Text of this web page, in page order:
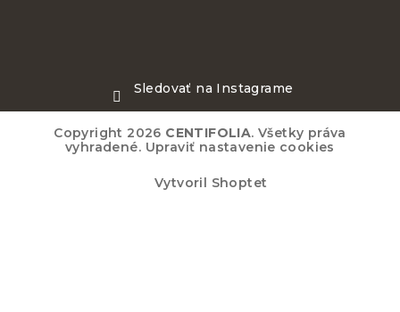
Sledovať na Instagrame
Copyright 2026 CENTIFOLIA. Všetky práva
vyhradené. Upraviť nastavenie cookies
Vytvoril Shoptet